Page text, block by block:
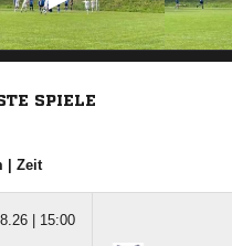
SPIELE
| Zeit
| 15:00